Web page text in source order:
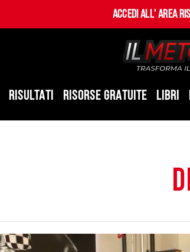
Accedi all' Area
RISULTATI RISORSE GRATUITE LIBRI